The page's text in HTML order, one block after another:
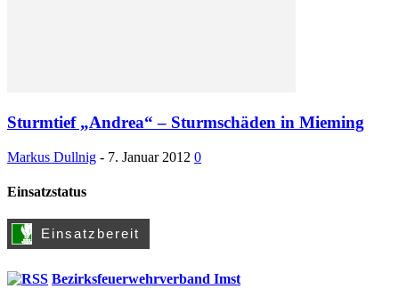
Sturmtief „Andrea“ – Sturmschäden in Mieming
Markus Dullnig - 7. Januar 2012 0
Einsatzstatus
Bezirksfeuerwehrverband Imst